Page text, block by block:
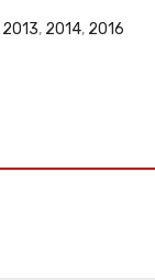
2013, 2014, 2016